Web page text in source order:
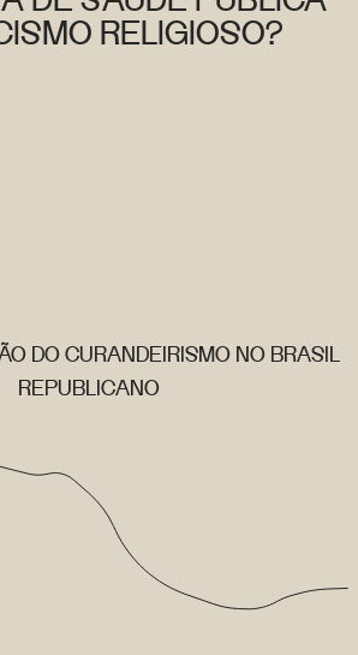
RELIGIOSO?
DO CURANDEIRISMO NO BRASIL
REPUBLICANO